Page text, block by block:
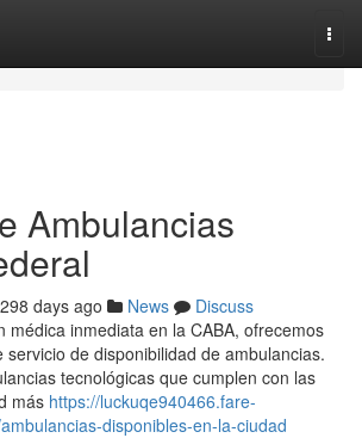
Ambulancias
298 days ago News
Discuss
médica inmediata en la CABA, ofrecemos
servicio de disponibilidad de ambulancias.
tecnológicas que cumplen con las
más https://luckuqe940466.fare-
disponibles-en-la-ciudad